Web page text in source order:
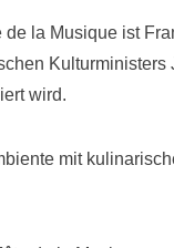
la Musique ist
wird.
mit